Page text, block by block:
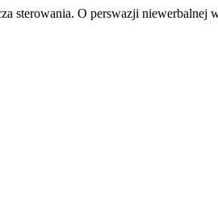
sterowania. O perswazji niewerbalnej